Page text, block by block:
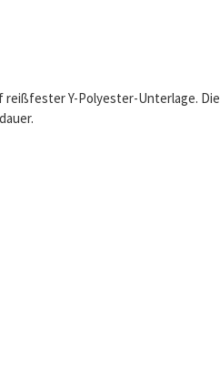
reißfester Y-Polyester-Unterlage. Die